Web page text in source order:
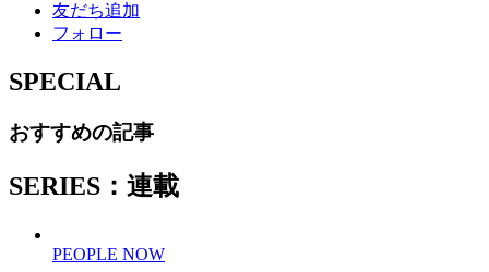
友だち追加
フォロー
SPECIAL
おすすめの記事
SERIES：連載
PEOPLE NOW